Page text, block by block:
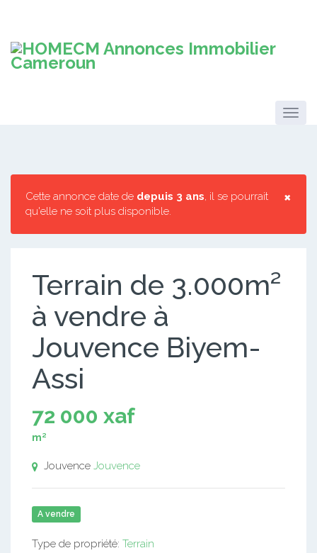
×
Cette annonce date de depuis 3 ans, il se pourrait
qu'elle ne soit plus disponible.
Terrain de 3.000m²
à vendre à
Jouvence Biyem-
Assi
72 000 xaf
m²
Jouvence Jouvence
A vendre
Type de propriété: Terrain